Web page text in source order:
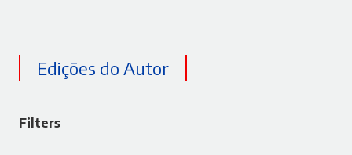
Edições do Autor
Filters